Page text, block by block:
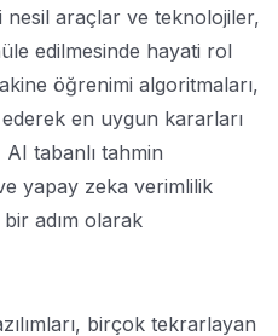
nesil araçlar ve teknolojiler,
edilmesinde hayati rol
öğrenimi algoritmaları,
en uygun kararları
AI tabanlı tahmin
yapay zeka verimlilik
adım olarak
birçok tekrarlayan